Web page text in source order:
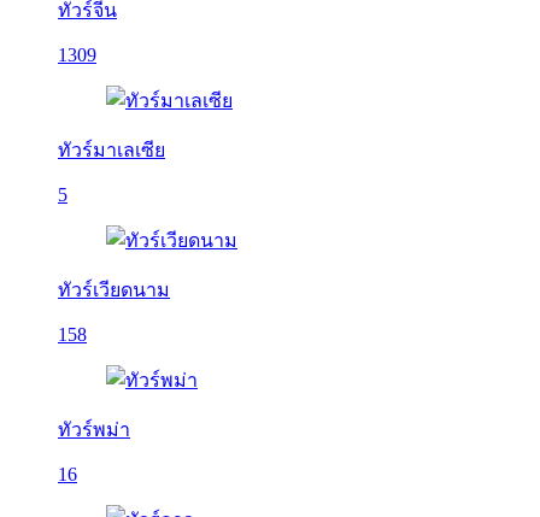
ทัวร์จีน
1309
ทัวร์มาเลเซีย
5
ทัวร์เวียดนาม
158
ทัวร์พม่า
16